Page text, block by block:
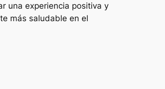
una experiencia positiva y
más saludable en el